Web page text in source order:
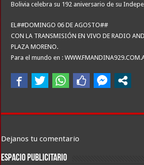
Bolivia celebra su 192 aniversario de su
EL##DOMINGO 06 DE AGOSTO##
CON LA TRANSMISIÓN EN VIVO DE RADIO
PLAZA MORENO.
Para el mundo en :
Dejanos tu comentario
ESPACIO PUBLICITARIO